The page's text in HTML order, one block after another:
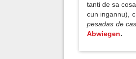
tanti de sa
cun ingannu),
pesadas de
Abwiegen.